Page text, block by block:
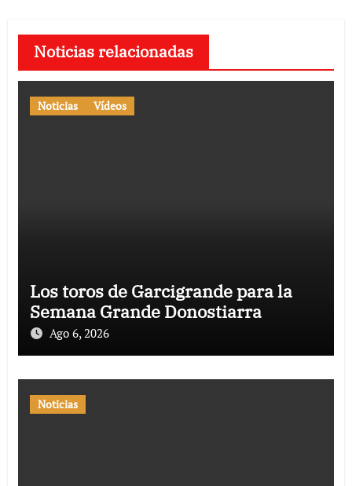
Noticias relacionadas
Noticias Vídeos
Los toros de Garcigrande para la
Semana Grande Donostiarra
Ago 6, 2026
Noticias